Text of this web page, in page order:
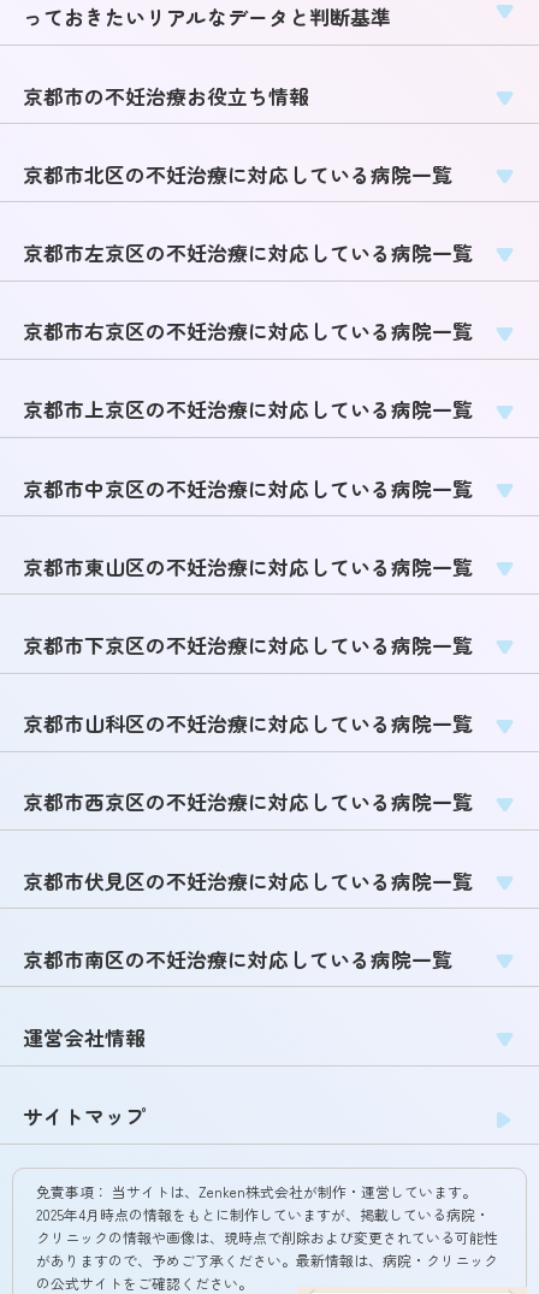
っておきたいリアルなデータと判断基準
京都市の不妊治療お役立ち情報
京都市北区の不妊治療に対応している病院一覧
京都市左京区の不妊治療に対応している病院一覧
京都市右京区の不妊治療に対応している病院一覧
京都市上京区の不妊治療に対応している病院一覧
京都市中京区の不妊治療に対応している病院一覧
京都市東山区の不妊治療に対応している病院一覧
京都市下京区の不妊治療に対応している病院一覧
京都市山科区の不妊治療に対応している病院一覧
京都市西京区の不妊治療に対応している病院一覧
京都市伏見区の不妊治療に対応している病院一覧
京都市南区の不妊治療に対応している病院一覧
運営会社情報
サイトマップ
免責事項： 当サイトは、Zenken株式会社が制作・運営しています。
2025年4月時点の情報をもとに制作していますが、掲載している病院・
クリニックの情報や画像は、現時点で削除および変更されている可能性
がありますので、予めご了承ください。最新情報は、病院・クリニック
の公式サイトをご確認ください。